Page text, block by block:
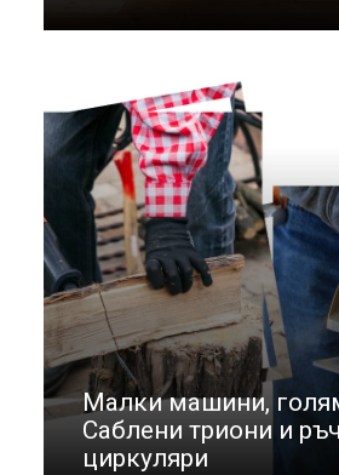
Малки машини,
Саблени триони и
циркуляри